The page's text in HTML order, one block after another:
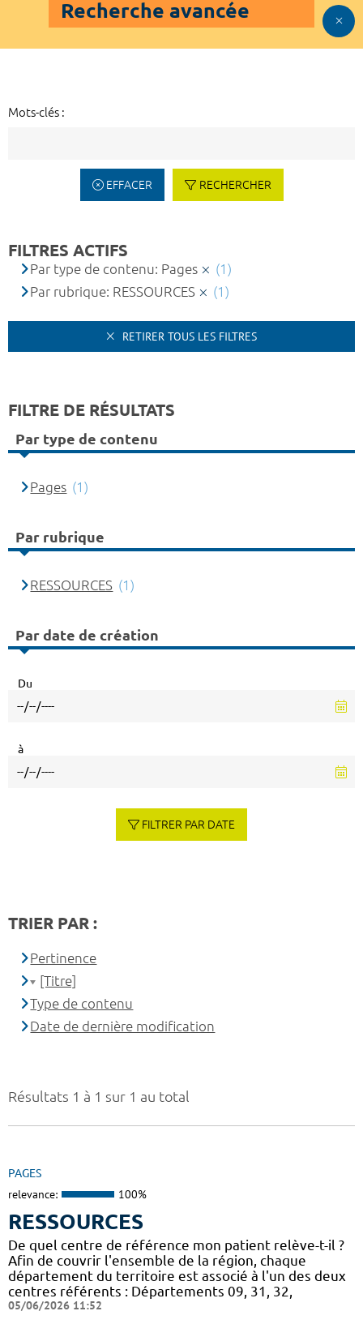
Recherche avancée
Mots-clés :
EFFACER RECHERCHER
Résultats 1 à 1 sur 1 au total
PAGES
relevance: 100%
RESSOURCES
De quel centre de référence mon patient relève-t-il ?
Afin de couvrir l'ensemble de la région, chaque
département du territoire est associé à l'un des deux
centres référents : Départements 09, 31, 32,
05/06/2026 11:52
FILTRES ACTIFS
Par type de contenu: Pages
(1)
Par rubrique: RESSOURCES
(1)
RETIRER TOUS LES FILTRES
FILTRE DE RÉSULTATS
Par type de contenu
Pages (1)
Par rubrique
RESSOURCES (1)
Par date de création
Du
à
FILTRER PAR DATE
TRIER PAR :
Pertinence
[Titre]
Type de contenu
Date de dernière modification